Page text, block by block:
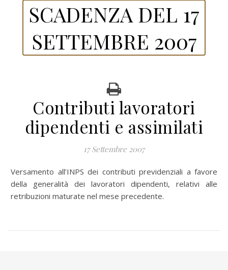
SCADENZA DEL 17
SETTEMBRE 2007
Contributi lavoratori
dipendenti e assimilati
17 Settembre 2007
Versamento all’INPS dei contributi previdenziali a favore
della generalità dei lavoratori dipendenti, relativi alle
retribuzioni maturate nel mese precedente.